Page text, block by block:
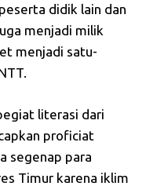
didik lain dan
menjadi milik
menjadi satu-
literasi dari
proficiat
segenap para
Timur karena iklim